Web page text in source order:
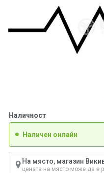
Наличност
Наличен онлайн
На място, магазин
цената на място може да е